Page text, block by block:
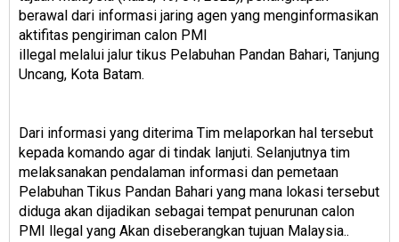
berawal dari informasi jaring agen yang menginformasikan
aktifitas pengiriman calon PMI
illegal melalui jalur tikus Pelabuhan Pandan Bahari, Tanjung
Uncang, Kota Batam.
Dari informasi yang diterima Tim melaporkan hal tersebut
kepada komando agar di tindak lanjuti. Selanjutnya tim
melaksanakan pendalaman informasi dan pemetaan
Pelabuhan Tikus Pandan Bahari yang mana lokasi tersebut
diduga akan dijadikan sebagai tempat penurunan calon
PMI llegal yang Akan diseberangkan tujuan Malaysia..